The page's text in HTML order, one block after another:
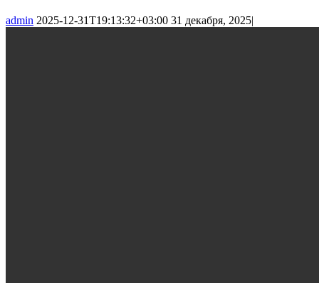
admin 2025-12-31T19:13:32+03:00 31 декабря, 2025|